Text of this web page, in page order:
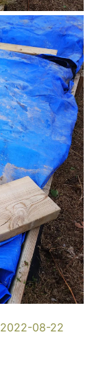
08-22